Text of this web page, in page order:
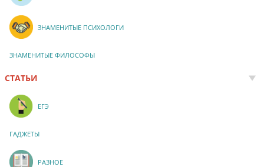
ЗНАМЕНИТЫЕ ПСИХОЛОГИ
ЗНАМЕНИТЫЕ ФИЛОСОФЫ
СТАТЬИ
ЕГЭ
ГАДЖЕТЫ
РАЗНОЕ